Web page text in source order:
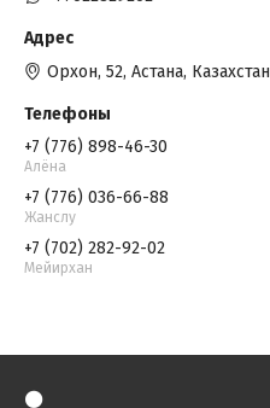
Орхон, 52, Астана, Казахстан
+7 (776) 898-46-30
Алёна
+7 (776) 036-66-88
Жанслу
+7 (702) 282-92-02
Мейирхан
⚫